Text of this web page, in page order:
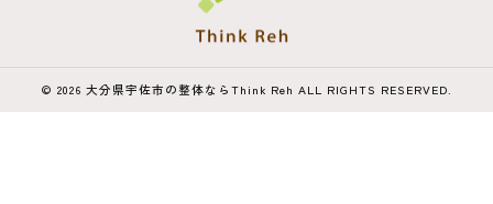
© 2026 大分県宇佐市の整体ならThink Reh ALL RIGHTS RESERVED.